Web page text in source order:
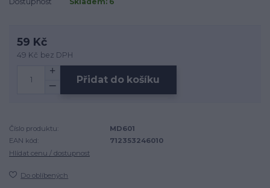
59 Kč
49 Kč bez DPH
Přidat do košíku
Číslo produktu:
MD601
EAN kód:
712353246010
Hlídat cenu / dostupnost
Do oblíbených